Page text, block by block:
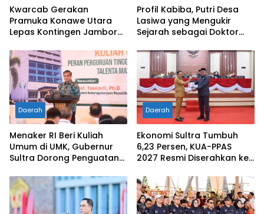
Kwarcab Gerakan
Pramuka Konawe Utara
Lepas Kontingen Jambore
Ikbar: Tunjukkan Karakter
Generasi Muda Konut yang
Disiplin dan Berprestasi
Profil Kabiba, Putri Desa
Lasiwa yang Mengukir
Sejarah sebagai Doktor
Kelahirannya
Daerah
Menaker RI Beri Kuliah
Umum di UMK, Gubernur
Sultra Dorong Penguatan
Dunia Kerja
Daerah
Ekonomi Sultra Tumbuh
6,23 Persen, KUA-PPAS
2027 Resmi Diserahkan ke